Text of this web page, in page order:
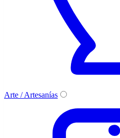
Arte / Artesanías